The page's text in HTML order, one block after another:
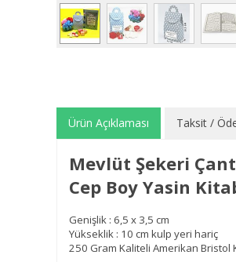
Ürün Açıklaması Taksit /
Mevlüt Şekeri
Cep Boy Yasin
Genişlik : 6,5 x 3,5 cm
Yükseklik : 10 cm kulp yeri hariç
250 Gram Kaliteli Amerikan Bristol